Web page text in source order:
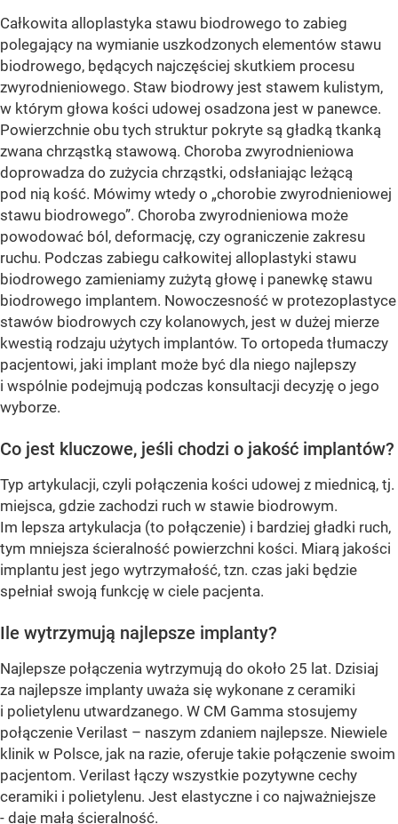
Całkowita alloplastyka stawu biodrowego to zabieg
polegający na wymianie uszkodzonych elementów stawu
biodrowego, będących najczęściej skutkiem procesu
zwyrodnieniowego. Staw biodrowy jest stawem kulistym,
w którym głowa kości udowej osadzona jest w panewce.
Powierzchnie obu tych struktur pokryte są gładką tkanką
zwana chrząstką stawową. Choroba zwyrodnieniowa
doprowadza do zużycia chrząstki, odsłaniając leżącą
pod nią kość. Mówimy wtedy o „chorobie zwyrodnieniowej
stawu biodrowego”. Choroba zwyrodnieniowa może
powodować ból, deformację, czy ograniczenie zakresu
ruchu. Podczas zabiegu całkowitej alloplastyki stawu
biodrowego zamieniamy zużytą głowę i panewkę stawu
biodrowego implantem. Nowoczesność w protezoplastyce
stawów biodrowych czy kolanowych, jest w dużej mierze
kwestią rodzaju użytych implantów. To ortopeda tłumaczy
pacjentowi, jaki implant może być dla niego najlepszy
i wspólnie podejmują podczas konsultacji decyzję o jego
wyborze.
Co jest kluczowe, jeśli chodzi o jakość implantów?
Typ artykulacji, czyli połączenia kości udowej z miednicą, tj.
miejsca, gdzie zachodzi ruch w stawie biodrowym.
Im lepsza artykulacja (to połączenie) i bardziej gładki ruch,
tym mniejsza ścieralność powierzchni kości. Miarą jakości
implantu jest jego wytrzymałość, tzn. czas jaki będzie
spełniał swoją funkcję w ciele pacjenta.
Ile wytrzymują najlepsze implanty?
Najlepsze połączenia wytrzymują do około 25 lat. Dzisiaj
za najlepsze implanty uważa się wykonane z ceramiki
i polietylenu utwardzanego. W CM Gamma stosujemy
połączenie Verilast – naszym zdaniem najlepsze. Niewiele
klinik w Polsce, jak na razie, oferuje takie połączenie swoim
pacjentom. Verilast łączy wszystkie pozytywne cechy
ceramiki i polietylenu. Jest elastyczne i co najważniejsze
- daje małą ścieralność.